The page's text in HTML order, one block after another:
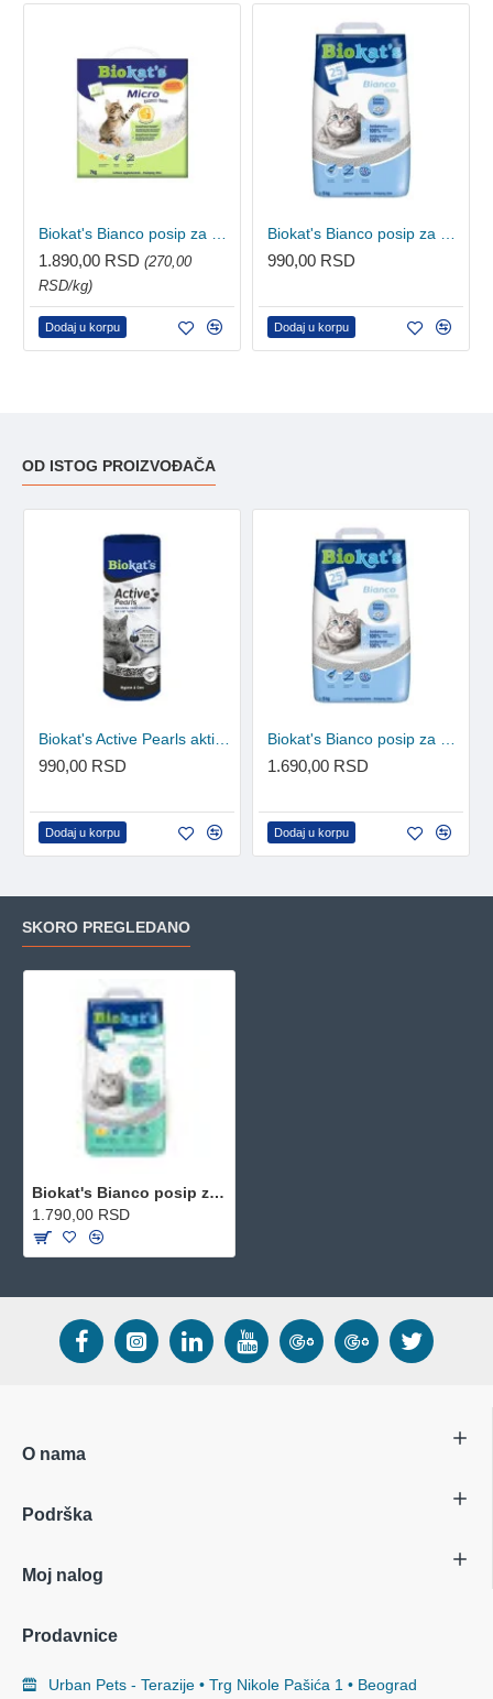
1.890,00 RSD (270,00
RSD/kg)
Dodaj u korpu
990,00 RSD
Dodaj u korpu
OD ISTOG PROIZVOĐAČA
990,00 RSD
Dodaj u korpu
1.690,00 RSD
Dodaj u korpu
SKORO PREGLEDANO
Biokat's Bianco posip za mačke - Fresh hygienic 10kg
1.790,00 RSD
O nama
Podrška
Moj nalog
Prodavnice
Urban Pets - Terazije • Trg Nikole Pašića 1 • Beograd